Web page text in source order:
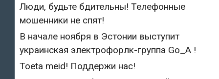
Люди, будьте бдительны! Телефонные
мошенники не спят!
В начале ноября в Эстонии выступит
украинская электрофорлк-группа Go_A !
Toeta meid! Поддержи нас!